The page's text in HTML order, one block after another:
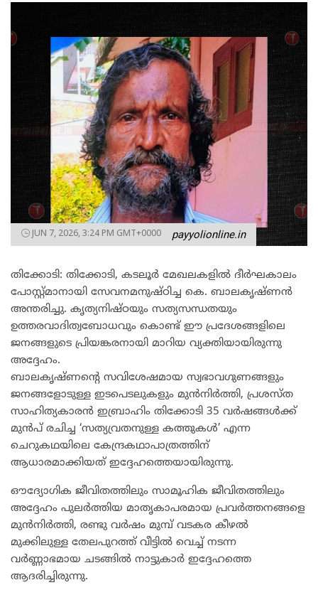
JUN 7, 2026, 3:24 PM GMT+0000 payyolionline.in
തിക്കോടി: തിക്കോടി, കടലൂർ മേഖലകളിൽ ദീർഘകാലം
പോസ്റ്റ്മാനായി സേവനമനുഷ്ഠിച്ച കെ. ബാലകൃഷ്ണൻ
അന്തരിച്ചു. കൃത്യനിഷ്ഠയും സത്യസന്ധതയും
ഉത്തരവാദിത്വബോധവും കൊണ്ട് ഈ പ്രദേശങ്ങളിലെ
ജനങ്ങളുടെ പ്രിയങ്കരനായി മാറിയ വ്യക്തിയായിരുന്നു
അദ്ദേഹം.
ബാലകൃഷ്ണന്റെ സവിശേഷമായ സ്വഭാവഗുണങ്ങളും
ജനങ്ങളോടുള്ള ഇടപെടലുകളും മുൻനിർത്തി, പ്രശസ്ത
സാഹിത്യകാരൻ ഇബ്രാഹിം തിക്കോടി 35 വർഷങ്ങൾക്ക്
മുൻപ് രചിച്ച ‘സത്യവ്രതനുള്ള കത്തുകൾ’ എന്ന
ചെറുകഥയിലെ കേന്ദ്രകഥാപാത്രത്തിന്
ആധാരമാക്കിയത് ഇദ്ദേഹത്തെയായിരുന്നു.
ഔദ്യോഗിക ജീവിതത്തിലും സാമൂഹിക ജീവിതത്തിലും
അദ്ദേഹം പുലർത്തിയ മാതൃകാപരമായ പ്രവർത്തനങ്ങളെ
മുൻനിർത്തി, രണ്ടു വർഷം മുമ്പ് വടകര കീഴൽ
മുക്കിലുള്ള തേലപുറത്ത് വീട്ടിൽ വെച്ച് നടന്ന
വർണ്ണാഭമായ ചടങ്ങിൽ നാട്ടുകാർ ഇദ്ദേഹത്തെ
ആദരിച്ചിരുന്നു.